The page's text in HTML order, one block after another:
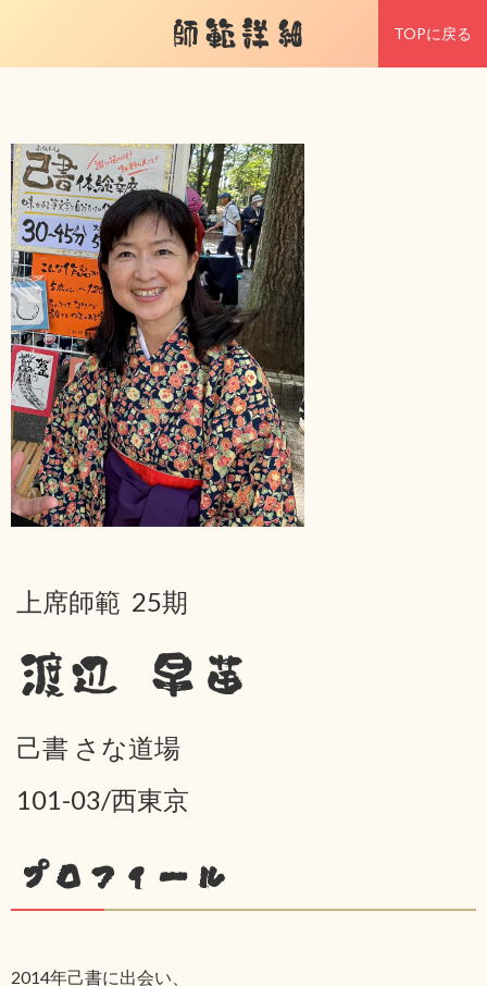
師範詳細 TOPに戻る
上席師範 25期
渡辺 早苗
己書 さな道場
101-03/西東京
プロフィール
2014年己書に出会い、